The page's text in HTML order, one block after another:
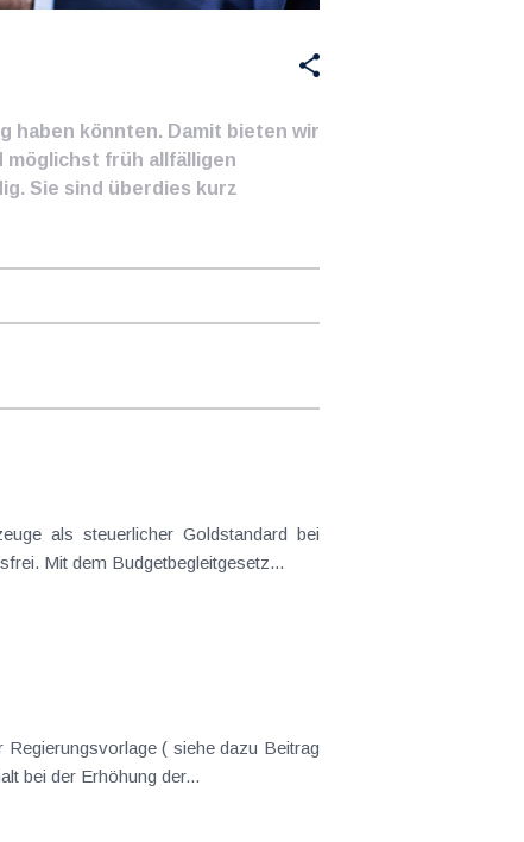
haben könnten. Damit bieten wir
möglichst früh allfälligen
Sie sind überdies kurz
Mit dem Budgetbegleitgesetz...
( siehe dazu Beitrag
gekommen. Kein Progressionsvorbehalt bei der Erhöhung der...